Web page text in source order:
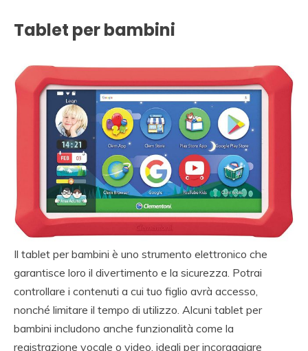
Tablet per bambini
Il tablet per bambini è uno strumento elettronico che
garantisce loro il divertimento e la sicurezza. Potrai
controllare i contenuti a cui tuo figlio avrà accesso,
nonché limitare il tempo di utilizzo. Alcuni tablet per
bambini includono anche funzionalità come la
registrazione vocale o video, ideali per incoraggiare